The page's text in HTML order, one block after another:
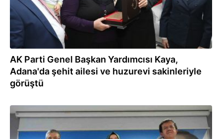
AK Parti Genel Başkan Yardımcısı Kaya,
Adana'da şehit ailesi ve huzurevi sakinleriyle
görüştü
04.02.2026